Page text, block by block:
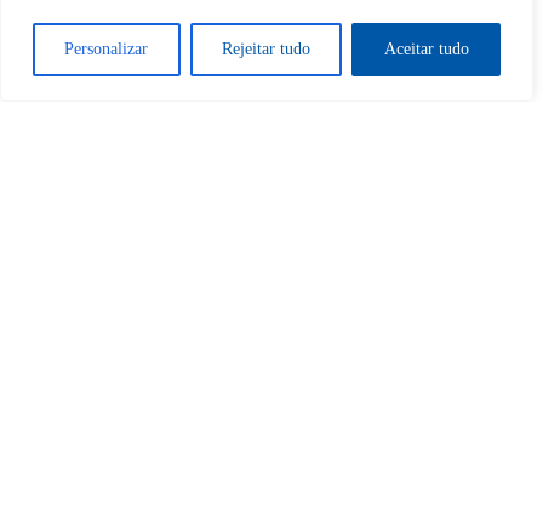
Personalizar Rejeitar tudo Aceitar tudo